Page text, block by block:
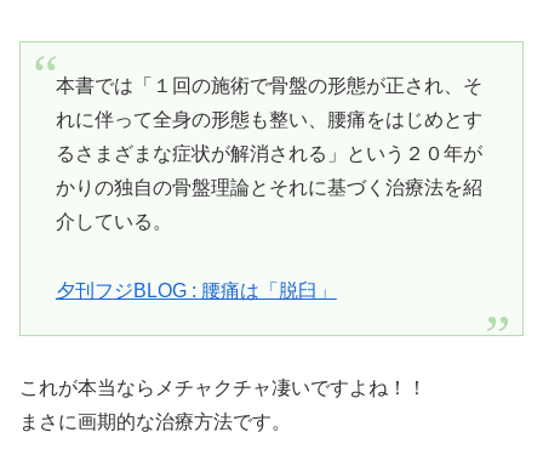
本書では「１回の施術で骨盤の形態が正され、そ
れに伴って全身の形態も整い、腰痛をはじめとす
るさまざまな症状が解消される」という２０年が
かりの独自の骨盤理論とそれに基づく治療法を紹
介している。
夕刊フジBLOG : 腰痛は「脱臼」
これが本当ならメチャクチャ凄いですよね！！
まさに画期的な治療方法です。